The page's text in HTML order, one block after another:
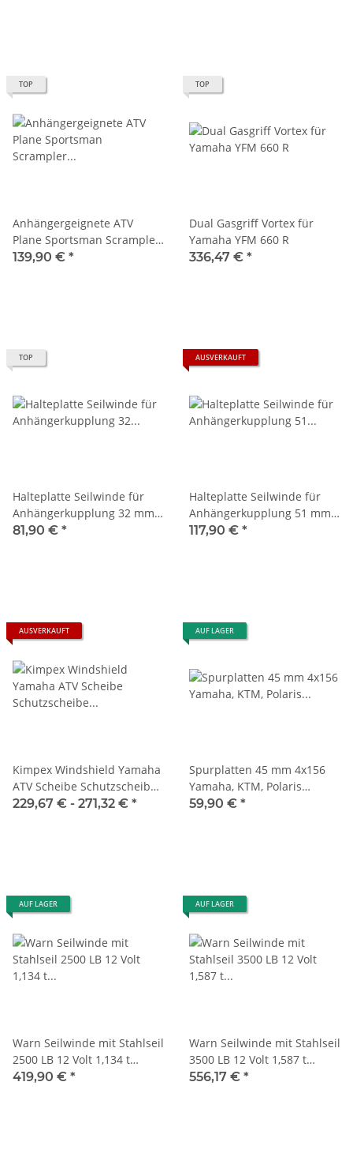
TOP
Anhängergeignete ATV
Plane Sportsman Scrampler
Outlander Renegade
139,90 € *
TOP
Dual Gasgriff Vortex für
Yamaha YFM 660 R
336,47 € *
TOP
Halteplatte Seilwinde für
Anhängerkupplung 32 mm =
1 1/4 "
81,90 € *
AUSVERKAUFT
Halteplatte Seilwinde für
Anhängerkupplung 51 mm =
2"
117,90 € *
AUSVERKAUFT
Kimpex Windshield Yamaha
ATV Scheibe Schutzscheibe
Windscheibe 479800
229,67 € - 271,32 € *
AUF LAGER
Spurplatten 45 mm 4x156
Yamaha, KTM, Polaris
Spurverbreiterung VA
59,90 € *
AUF LAGER
Warn Seilwinde mit Stahlseil
2500 LB 12 Volt 1,134 t
Zugkraft
419,90 € *
AUF LAGER
Warn Seilwinde mit Stahlseil
3500 LB 12 Volt 1,587 t
Zugkraft
556,17 € *